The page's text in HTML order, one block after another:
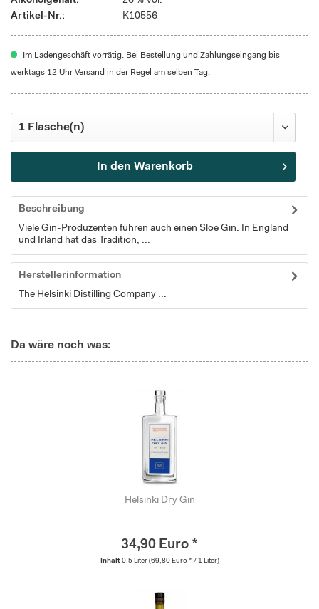
Artikel-Nr.:
K10556
Im Ladengeschäft vorrätig. Bei Bestellung und Zahlungseingang bis
werktags 12 Uhr Versand in der Regel am selben Tag.
In den Warenkorb
Beschreibung
Viele Gin-Produzenten führen auch einen Sloe Gin. In England
und Irland hat das Tradition, ...
Herstellerinformation
The Helsinki Distilling Company ...
Da wäre noch was:
Helsinki Dry Gin
34,90 Euro *
Inhalt 0.5 Liter (69,80 Euro * / 1 Liter)